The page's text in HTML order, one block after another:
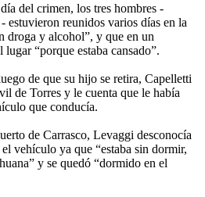
del crimen, los tres hombres -
estuvieron reunidos varios días en la
droga y alcohol”, y que en un
“porque estaba cansado”.
de que su hijo se retira, Capelletti
de Torres y le cuenta que le había
que conducía.
de Carrasco, Levaggi desconocía
vehículo ya que “estaba sin dormir,
y se quedó “dormido en el